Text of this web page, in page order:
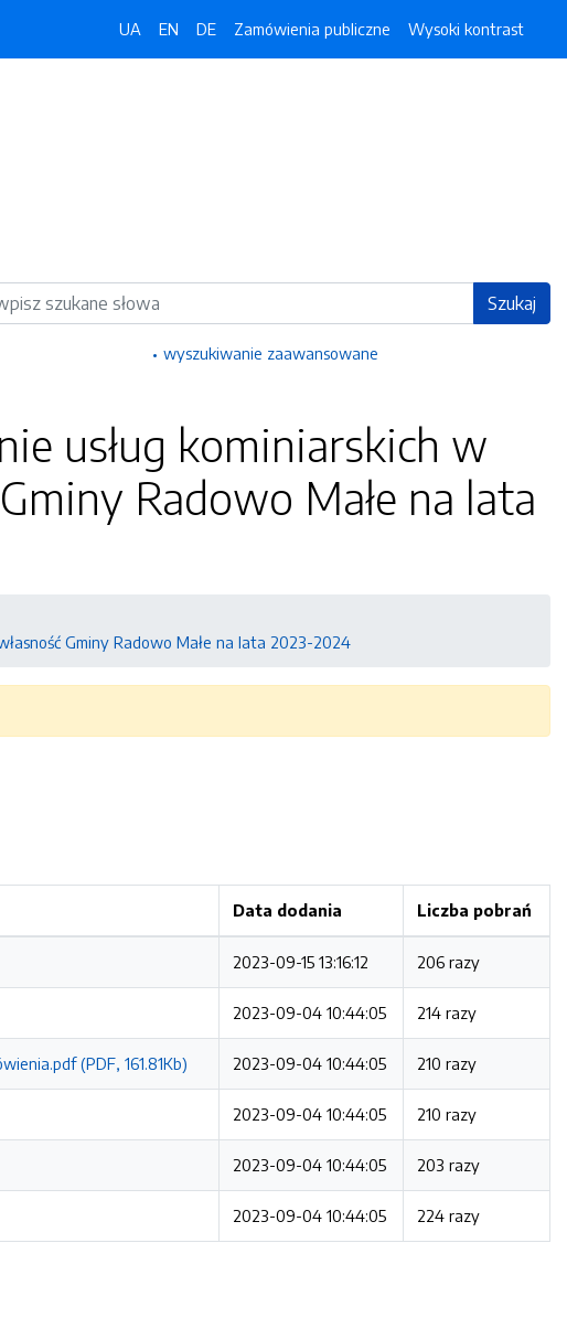
UA EN DE Zamówienia publiczne Wysoki kontrast
Szukaj
wyszukiwanie zaawansowane
usług kominiarskich w
Radowo Małe na lata
Gminy Radowo Małe na lata 2023-2024
Data dodania Liczba pobrań
2023-09-15 13:16:12 206 razy
2023-09-04 10:44:05 214 razy
(PDF, 161.81Kb) 2023-09-04 10:44:05 210 razy
2023-09-04 10:44:05 210 razy
2023-09-04 10:44:05 203 razy
2023-09-04 10:44:05 224 razy